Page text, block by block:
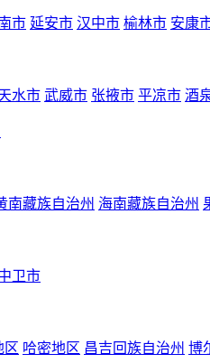
市 延安市 汉中市 榆林市 安康
水市 武威市 张掖市 平凉市 酒
南藏族自治州 海南藏族自治州
卫市
区 哈密地区 昌吉回族自治州 博